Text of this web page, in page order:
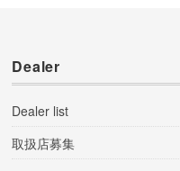
Dealer
Dealer list
取扱店募集